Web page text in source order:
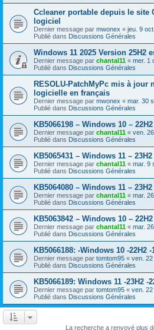
Ccleaner portable depuis le site
logiciel
Dernier message par mwonex « jeu. 9
Publié dans Discussions Générales
Windows 11 2025 Version 25H2
Dernier message par chantal11 « mer. 1
Publié dans Discussions Générales
RESOLU-PatchMyPc mis à jour
logicielle en français
Dernier message par mwonex « mar. 30
Publié dans Discussions Générales
KB5066198 – Windows 10 –
Dernier message par chantal11 « ven.
Publié dans Discussions Générales
KB5065431 – Windows 11 – 23H2
Dernier message par chantal11 « mar. 9
Publié dans Discussions Générales
KB5064080 – Windows 11 –
Dernier message par chantal11 « mar.
Publié dans Discussions Générales
KB5063842 – Windows 10 –
Dernier message par chantal11 « mar.
Publié dans Discussions Générales
KB5066188: -Windows 10 -22H2 -
Dernier message par tomtom95 « ven. 22
Publié dans Discussions Générales
KB5066189: Windows 11 -23H2 -
Dernier message par tomtom95 « ven. 22
Publié dans Discussions Générales
La recherche a renvoyé plus